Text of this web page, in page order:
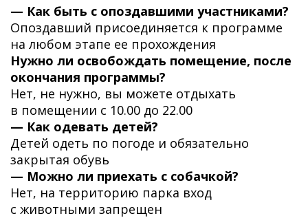
— Как быть с опоздавшими участниками?
Опоздавший присоединяется к программе
на любом этапе ее прохождения
Нужно ли освобождать помещение, после
окончания программы?
Нет, не нужно, вы можете отдыхать
в помещении с 10.00 до 22.00
— Как одевать детей?
Детей одеть по погоде и обязательно
закрытая обувь
— Можно ли приехать с собачкой?
Нет, на территорию парка вход
с животными запрещен